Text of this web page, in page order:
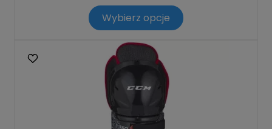
Wybierz opcje